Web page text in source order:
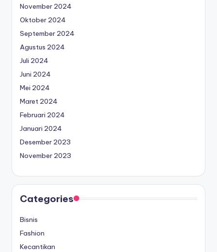
November 2024
Oktober 2024
September 2024
Agustus 2024
Juli 2024
Juni 2024
Mei 2024
Maret 2024
Februari 2024
Januari 2024
Desember 2023
November 2023
Categories
Bisnis
Fashion
Kecantikan